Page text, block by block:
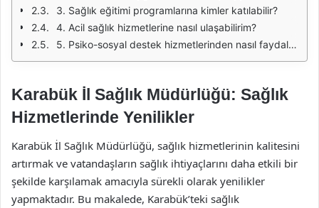
3. Sağlık eğitimi programlarına kimler katılabilir?
4. Acil sağlık hizmetlerine nasıl ulaşabilirim?
5. Psiko-sosyal destek hizmetlerinden nasıl faydalanabilirim?
Karabük İl Sağlık Müdürlüğü: Sağlık
Hizmetlerinde Yenilikler
Karabük İl Sağlık Müdürlüğü, sağlık hizmetlerinin kalitesini
artırmak ve vatandaşların sağlık ihtiyaçlarını daha etkili bir
şekilde karşılamak amacıyla sürekli olarak yenilikler
yapmaktadır. Bu makalede, Karabük’teki sağlık